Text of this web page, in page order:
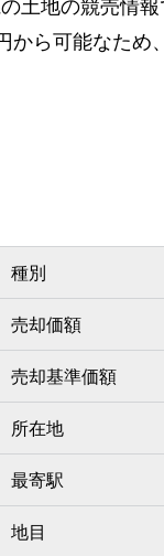
から可能なため
種別
売却価額
売却基準価額
所在地
最寄駅
地目